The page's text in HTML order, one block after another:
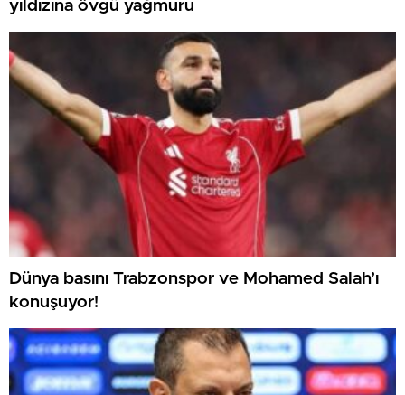
yıldızına övgü yağmuru
Dünya basını Trabzonspor ve Mohamed Salah’ı
konuşuyor!